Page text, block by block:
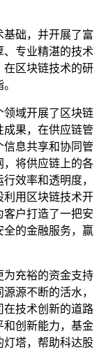
础，并开展了富
、专业精湛的技术
在区块链技术的研
领域开展了区块链
成果，在供应链管
息共享和协同管
，将供应链上的各
效率和透明度，
利用区块链技术开
客户打造了一把安
的金融服务，赢
为充裕的资金支持
源不断的活水，
在技术创新的道路
和创新能力，基金
灯塔，帮助科达股